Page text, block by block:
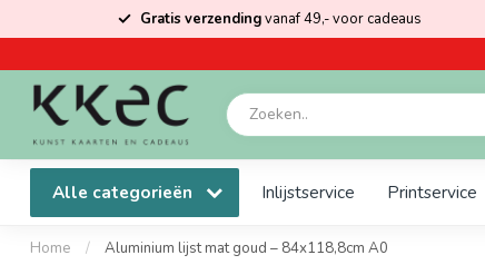
Gratis verzendingvanaf 49,- voor cadeaus
Alle categorieën Inlijstservice Printservice
Home / Aluminium lijst mat goud – 84x118,8cm A0